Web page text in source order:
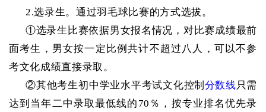
2.选录生。通过羽毛球比赛的方式选拔。
①选录生比赛依据男女报名情况，对比赛成绩最前
面考生，男女按一定比例共计不超过八人，可以不参
考文化成绩直接录取。
②其他考生初中学业水平考试文化控制 分数线只需
达到当年二中录取最低线的 70％，按专业排名优先录